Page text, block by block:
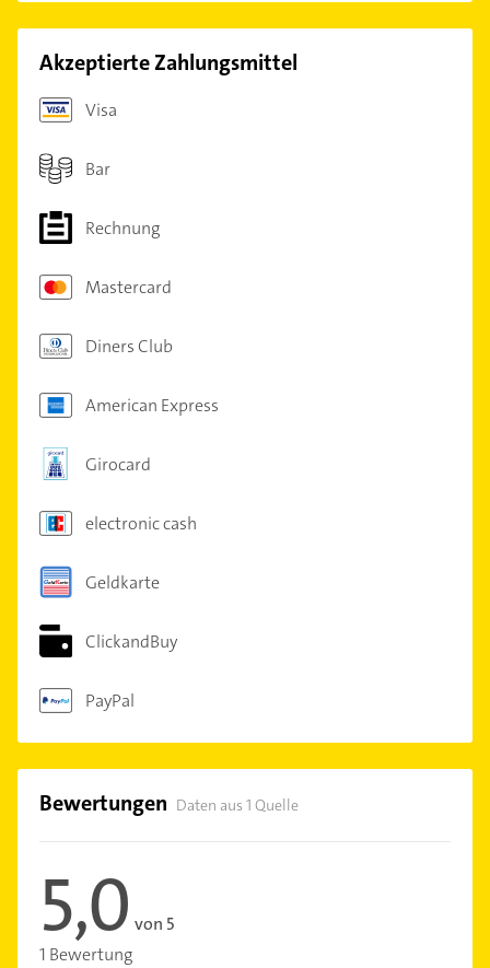
Akzeptierte Zahlungsmittel
Visa
Bar
Rechnung
Mastercard
Diners Club
American Express
Girocard
electronic cash
Geldkarte
ClickandBuy
PayPal
Bewertungen Daten aus 1 Quelle
5,0 von 5
1 Bewertung